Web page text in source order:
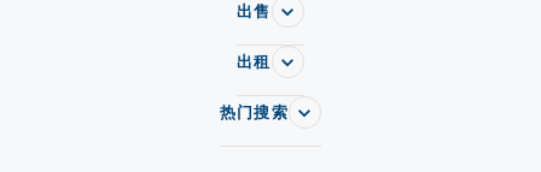
出售
出租
热门搜索